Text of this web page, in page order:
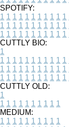
SPOTIFY:
1 1 1 1 1 1 1 1 1 1 1
1 1 1 1 1 1 1 1 1 1 1
1 1 1 1 1 1 1 1 1 1 1
CUTTLY BIO:
1
1 1 1 1 1 1 1 1 1 1 1
1 1 1 1 1 1 1 1 1 1 1
1 1 1 1 1 1 1 1 1 1 1
CUTTLY OLD:
1
1 1 1 1 1 1 1 1 1 1
MEDIUM:
1 1 1 1 1 1 1 1 1 1